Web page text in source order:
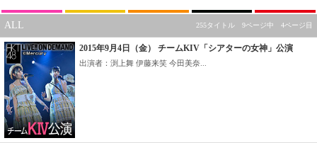
ALL 255タイトル 9ページ中 4ページ目
2015年9月4日（金） チームKIV「シアターの女神」公演
出演者：渕上舞 伊藤来笑 今田美奈...